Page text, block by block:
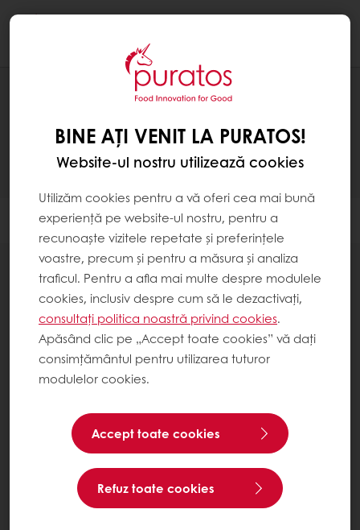
Filtrare
2items
Pralirex Fistic PatisFrance
BINE AȚI VENIT LA PURATOS!
Website-ul nostru utilizează cookies
Utilizăm cookies pentru a vă oferi cea mai bună
experiență pe website-ul nostru, pentru a
recunoaște vizitele repetate și preferințele
voastre, precum și pentru a măsura și analiza
traficul. Pentru a afla mai multe despre modulele
cookies, inclusiv despre cum să le dezactivați,
consultați politica noastră privind cookies.
Apăsând clic pe „Accept toate cookies” vă dați
consimțământul pentru utilizarea tuturor
modulelor cookies.
Accept toate cookies
Refuz toate cookies